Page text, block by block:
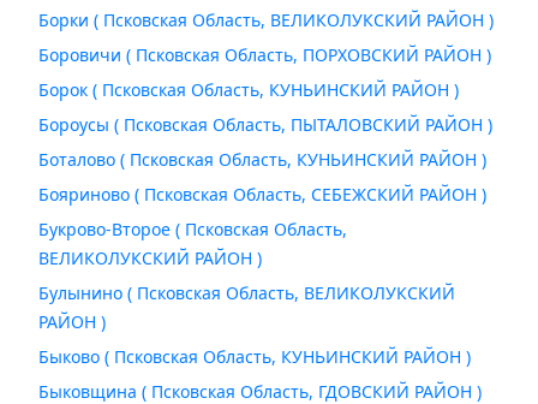
Борки ( Псковская Область, ВЕЛИКОЛУКСКИЙ РАЙОН )
Боровичи ( Псковская Область, ПОРХОВСКИЙ РАЙОН )
Борок ( Псковская Область, КУНЬИНСКИЙ РАЙОН )
Бороусы ( Псковская Область, ПЫТАЛОВСКИЙ РАЙОН )
Боталово ( Псковская Область, КУНЬИНСКИЙ РАЙОН )
Бояриново ( Псковская Область, СЕБЕЖСКИЙ РАЙОН )
Букрово-Второе ( Псковская Область,
ВЕЛИКОЛУКСКИЙ РАЙОН )
Булынино ( Псковская Область, ВЕЛИКОЛУКСКИЙ
РАЙОН )
Быково ( Псковская Область, КУНЬИНСКИЙ РАЙОН )
Быковщина ( Псковская Область, ГДОВСКИЙ РАЙОН )